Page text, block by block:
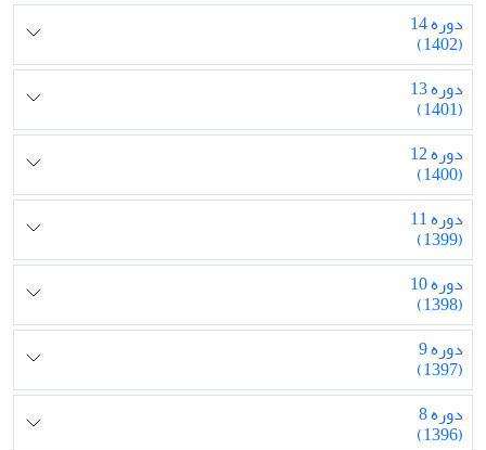
دوره 14
(1402)
دوره 13
(1401)
دوره 12
(1400)
دوره 11
(1399)
دوره 10
(1398)
دوره 9
(1397)
دوره 8
(1396)